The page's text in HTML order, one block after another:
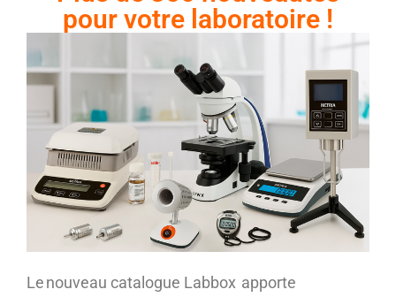
pour votre laboratoire !
Lenouveau catalogue Labbox apporte